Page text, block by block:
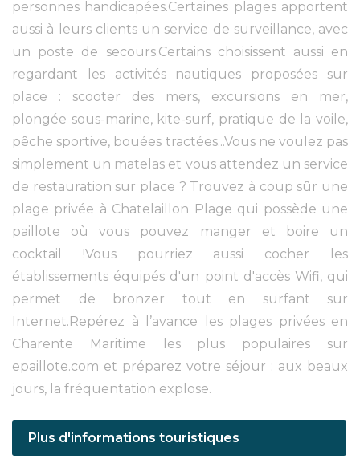
personnes handicapées.Certaines plages apportent
aussi à leurs clients un service de surveillance, avec
un poste de secours.Certains choisissent aussi en
regardant les activités nautiques proposées sur
place : scooter des mers, excursions en mer,
plongée sous-marine, kite-surf, pratique de la voile,
pêche sportive, bouées tractées...Vous ne voulez pas
simplement un matelas et vous attendez un service
de restauration sur place ? Trouvez à coup sûr une
plage privée à Chatelaillon Plage qui possède une
paillote où vous pouvez manger et boire un
cocktail !Vous pourriez aussi cocher les
établissements équipés d'un point d'accès Wifi, qui
permet de bronzer tout en surfant sur
Internet.Repérez à l’avance les plages privées en
Charente Maritime les plus populaires sur
epaillote.com et préparez votre séjour : aux beaux
jours, la fréquentation explose.
Plus d'informations touristiques